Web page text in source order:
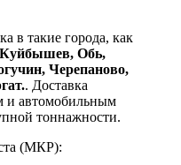
в такие города, как
Куйбышев, Обь,
Черепаново,
. Доставка
и автомобильным
тоннажности.
(МКР):